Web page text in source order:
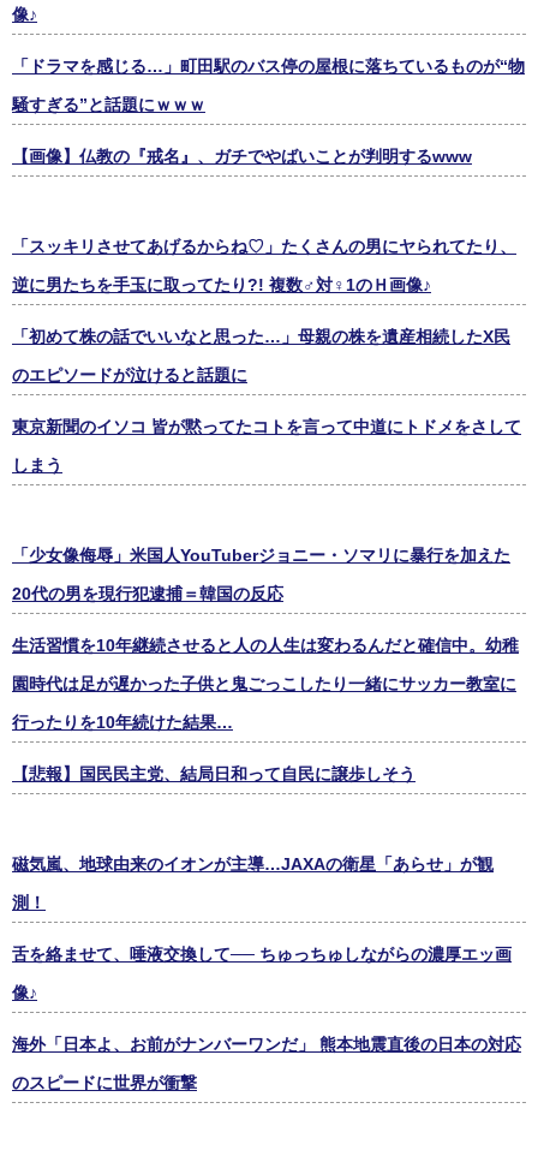
像♪
「ドラマを感じる…」町田駅のバス停の屋根に落ちているものが“物
騒すぎる”と話題にｗｗｗ
【画像】仏教の『戒名』、ガチでやばいことが判明するwww
「スッキリさせてあげるからね♡」たくさんの男にヤられてたり、
逆に男たちを手玉に取ってたり?! 複数♂対♀1のＨ画像♪
「初めて株の話でいいなと思った…」母親の株を遺産相続したX民
のエピソードが泣けると話題に
東京新聞のイソコ 皆が黙ってたコトを言って中道にトドメをさして
しまう
「少女像侮辱」米国人YouTuberジョニー・ソマリに暴行を加えた
20代の男を現行犯逮捕＝韓国の反応
生活習慣を10年継続させると人の人生は変わるんだと確信中。幼稚
園時代は足が遅かった子供と鬼ごっこしたり一緒にサッカー教室に
行ったりを10年続けた結果…
【悲報】国民民主党、結局日和って自民に譲歩しそう
磁気嵐、地球由来のイオンが主導…JAXAの衛星「あらせ」が観
測！
舌を絡ませて、唾液交換して── ちゅっちゅしながらの濃厚エッ画
像♪
海外「日本よ、お前がナンバーワンだ」 熊本地震直後の日本の対応
のスピードに世界が衝撃